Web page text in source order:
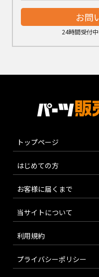
お問
24時間受付
トップページ
はじめての方
お客様に届くまで
当サイトについて
利用規約
プライバシーポリシー